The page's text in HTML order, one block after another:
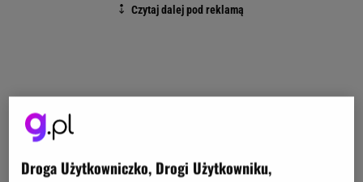
Droga Użytkowniczko, Drogi Użytkowniku,